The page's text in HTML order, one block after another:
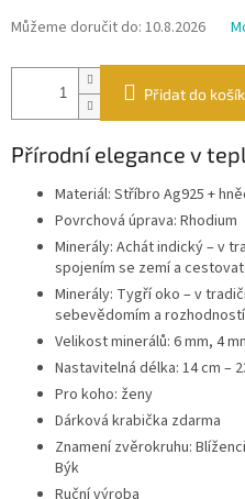
Můžeme doručit do: 10.8.2026
Přidat do
Přírodní elegance v
Materiál: Stříbro Ag925 +
Povrchová úprava: Rhodium
Minerály: Achát indický – v
spojením se zemí a
Minerály: Tygří oko – v
sebevědomím a rozhodností
Velikost minerálů: 6 mm, 4
Nastavitelná délka: 14 cm –
Pro koho: ženy
Dárková krabička zdarma
Znamení zvěrokruhu:
Býk
Ruční výroba